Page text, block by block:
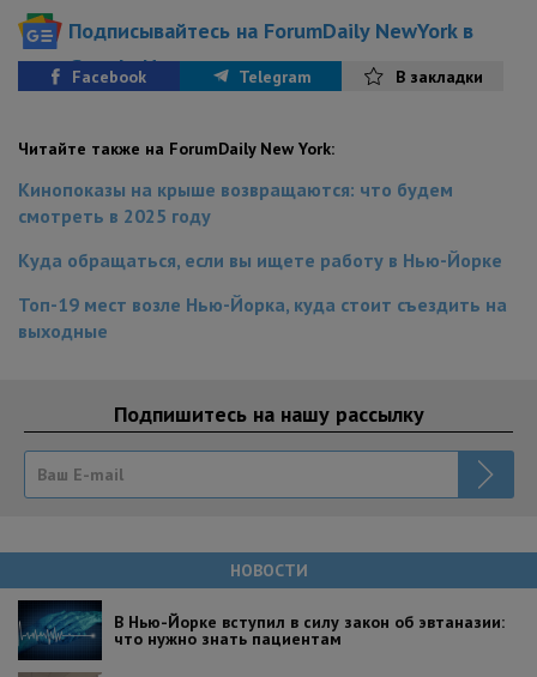
Подписывайтесь на ForumDaily NewYork в
Google News
Facebook Telegram В закладки
Читайте также на ForumDaily New York:
Кинопоказы на крыше возвращаются: что будем
смотреть в 2025 году
Куда обращаться, если вы ищете работу в Нью-Йорке
Топ-19 мест возле Нью-Йорка, куда стоит съездить на
выходные
Подпишитесь на нашу рассылку
НОВОСТИ
В Нью-Йорке вступил в силу закон об эвтаназии:
что нужно знать пациентам